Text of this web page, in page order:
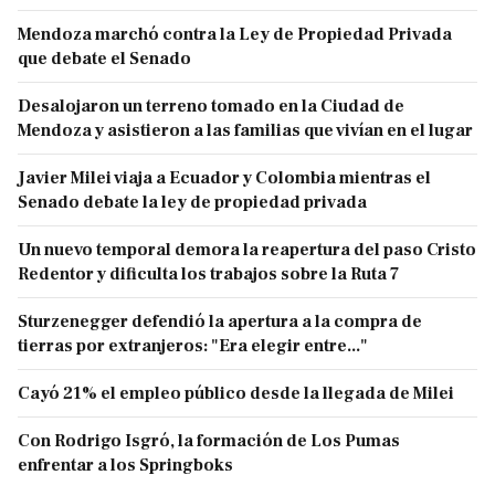
Mendoza marchó contra la Ley de Propiedad Privada
que debate el Senado
Desalojaron un terreno tomado en la Ciudad de
Mendoza y asistieron a las familias que vivían en el lugar
Javier Milei viaja a Ecuador y Colombia mientras el
Senado debate la ley de propiedad privada
Un nuevo temporal demora la reapertura del paso Cristo
Redentor y dificulta los trabajos sobre la Ruta 7
Sturzenegger defendió la apertura a la compra de
tierras por extranjeros: "Era elegir entre..."
Cayó 21% el empleo público desde la llegada de Milei
Con Rodrigo Isgró, la formación de Los Pumas
enfrentar a los Springboks